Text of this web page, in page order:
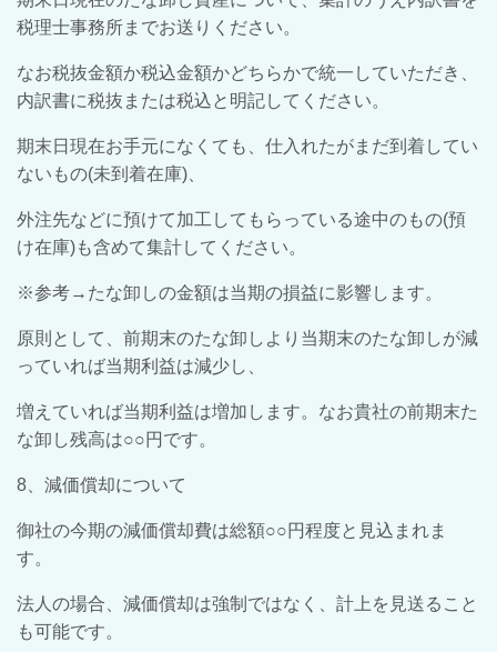
税理士事務所までお送りください。
なお税抜金額か税込金額かどちらかで統一していただき、
内訳書に税抜または税込と明記してください。
期末日現在お手元になくても、仕入れたがまだ到着してい
ないもの(未到着在庫)、
外注先などに預けて加工してもらっている途中のもの(預
け在庫)も含めて集計してください。
※参考→たな卸しの金額は当期の損益に影響します。
原則として、前期末のたな卸しより当期末のたな卸しが減
っていれば当期利益は減少し、
増えていれば当期利益は増加します。なお貴社の前期末た
な卸し残高は○○円です。
8、減価償却について
御社の今期の減価償却費は総額○○円程度と見込まれま
す。
法人の場合、減価償却は強制ではなく、計上を見送ること
も可能です。